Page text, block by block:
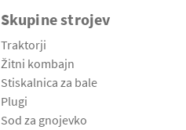
Skupine strojev
Traktorji
Žitni kombajn
Stiskalnica za bale
Plugi
Sod za gnojevko